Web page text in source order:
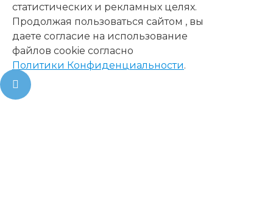
статистических и рекламных целях.
Продолжая пользоваться сайтом , вы
даете согласие на использование
файлов cookie согласно
Политики Конфиденциальности.